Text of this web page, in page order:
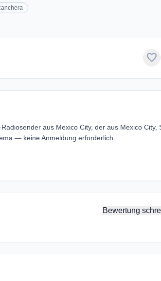
favorite
aus Mexico City, der aus Mexico City,
— keine Anmeldung erforderlich.
Bewertung